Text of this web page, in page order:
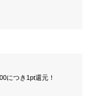
につき1pt還元！